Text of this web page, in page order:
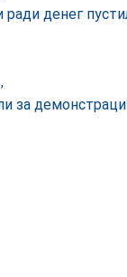
ради денег
за